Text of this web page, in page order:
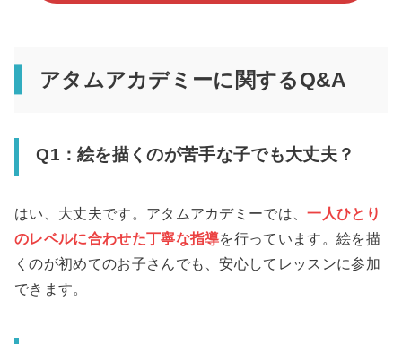
アタムアカデミーに関するQ&A
Q1：絵を描くのが苦手な子でも大丈夫？
はい、大丈夫です。アタムアカデミーでは、一人ひとり
のレベルに合わせた丁寧な指導を行っています。絵を描
くのが初めてのお子さんでも、安心してレッスンに参加
できます。